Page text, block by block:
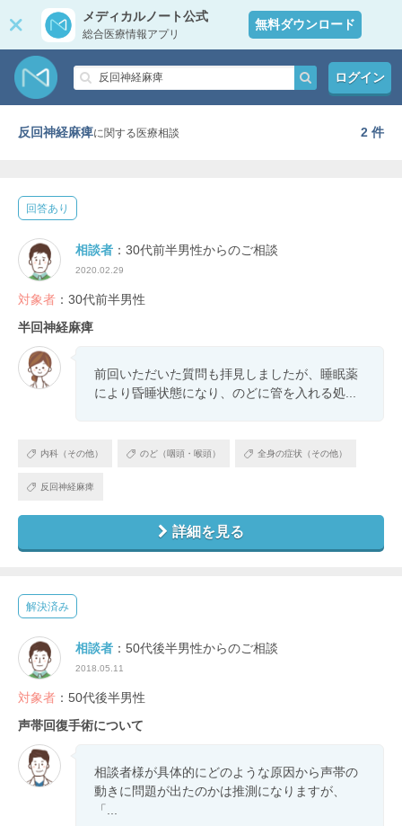
メディカルノート公式
総合医療情報アプリ
無料ダウンロード
ログイン
反回神経麻痺に関する医療相談 2 件
回答あり
相談者 ：30代前半男性からのご相談
2020.02.29
対象者 ：30代前半男性
半回神経麻痺
前回いただいた質問も拝見しましたが、睡眠薬
により昏睡状態になり、のどに管を入れる処...
内科（その他） のど（咽頭・喉頭） 全身の症状（その他）
反回神経麻痺
詳細を見る
解決済み
相談者 ：50代後半男性からのご相談
2018.05.11
対象者 ：50代後半男性
声帯回復手術について
相談者様が具体的にどのような原因から声帯の
動きに問題が出たのかは推測になりますが、
「...